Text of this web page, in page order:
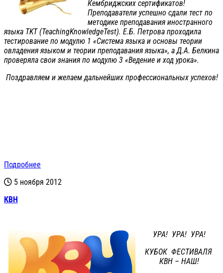
Кембриджских сертификатов!
Преподаватели успешно сдали тест по
методике преподавания иностранного
языка TKT (TeachingKnowledgeTest). Е.Б. Петрова проходила
тестирование по модулю 1 «Система языка и основы теории
овладения языком и теории преподавания языка», а Д.А. Белкина
проверяла свои знания по модулю 3 «Ведение и ход урока».
Поздравляем и желаем дальнейших профессиональных успехов!
Подробнее
5 ноября 2012
КВН
УРА! УРА! УРА!
КУБОК ФЕСТИВАЛЯ
КВН – НАШ!